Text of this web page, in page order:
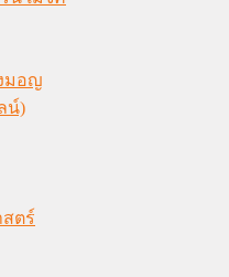
มอญ
น์)
สตร์